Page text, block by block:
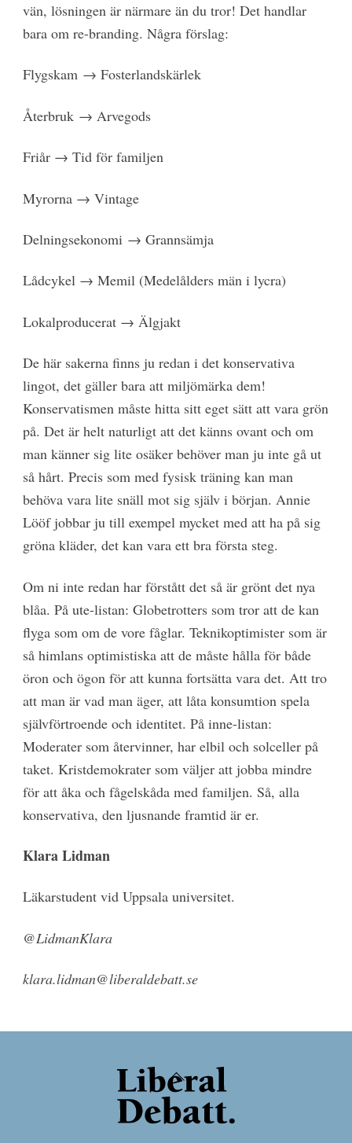
vän, lösningen är närmare än du tror! Det handlar
bara om re-branding. Några förslag:
Flygskam → Fosterlandskärlek
Återbruk → Arvegods
Friår → Tid för familjen
Myrorna → Vintage
Delningsekonomi → Grannsämja
Lådcykel → Memil (Medelålders män i lycra)
Lokalproducerat → Älgjakt
De här sakerna finns ju redan i det konservativa
lingot, det gäller bara att miljömärka dem!
Konservatismen måste hitta sitt eget sätt att vara grön
på. Det är helt naturligt att det känns ovant och om
man känner sig lite osäker behöver man ju inte gå ut
så hårt. Precis som med fysisk träning kan man
behöva vara lite snäll mot sig själv i början. Annie
Lööf jobbar ju till exempel mycket med att ha på sig
gröna kläder, det kan vara ett bra första steg.
Om ni inte redan har förstått det så är grönt det nya
blåa. På ute-listan: Globetrotters som tror att de kan
flyga som om de vore fåglar. Teknikoptimister som är
så himlans optimistiska att de måste hålla för både
öron och ögon för att kunna fortsätta vara det. Att tro
att man är vad man äger, att låta konsumtion spela
självförtroende och identitet. På inne-listan:
Moderater som återvinner, har elbil och solceller på
taket. Kristdemokrater som väljer att jobba mindre
för att åka och fågelskåda med familjen. Så, alla
konservativa, den ljusnande framtid är er.
Klara Lidman
Läkarstudent vid Uppsala universitet.
@LidmanKlara
klara.lidman@liberaldebatt.se
Back
To
Top